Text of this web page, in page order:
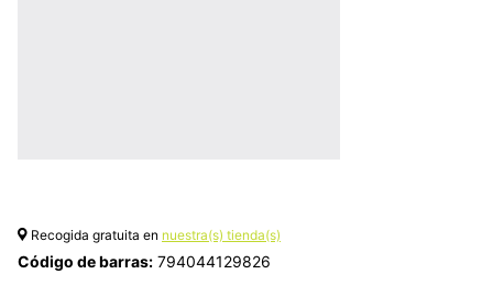
Recogida gratuita en nuestra(s) tienda(s)
Código de barras: 794044129826